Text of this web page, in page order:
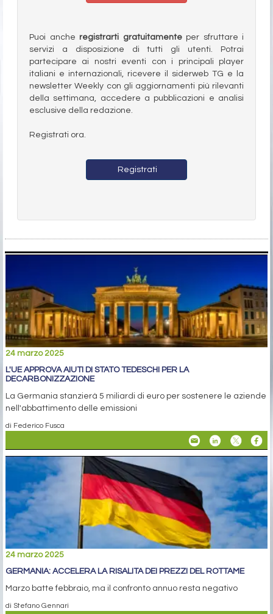
Puoi anche registrarti gratuitamenteper sfruttare i
servizi a disposizione di tutti gli utenti. Potrai
partecipare ai nostri eventi con i principali player
italiani e internazionali, ricevere il siderweb TG e la
newsletter Weekly con gli aggiornamenti più rilevanti
della settimana, accedere a pubblicazioni e analisi
esclusive della redazione.
Registrati ora.
Registrati
24 marzo 2025
L'UE APPROVA AIUTI DI STATO TEDESCHI PER LA
DECARBONIZZAZIONE
La Germania stanzierà 5 miliardi di euro per sostenere le aziende
nell'abbattimento delle emissioni
di Federico Fusca
24 marzo 2025
GERMANIA: ACCELERA LA RISALITA DEI PREZZI DEL ROTTAME
Marzo batte febbraio, ma il confronto annuo resta negativo
di Stefano Gennari